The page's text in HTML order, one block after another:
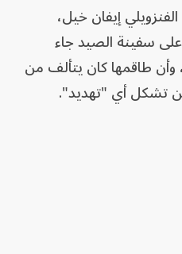
إيفان خيل،
سفينة الصيد جاء
وأن طاقمها كان يتألف من